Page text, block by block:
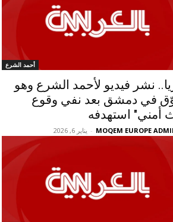
أحمد الشرع
نشر فيديو لأحمد الشرع وهو
في دمشق بعد نفي وقوع
أمني" استهدفه
MOQEM EUROPE
- يناير 6, 2026